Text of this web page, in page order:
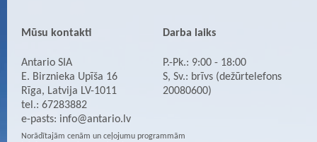
Mūsu kontakti
Antario SIA
E. Birznieka Upīša 16
Rīga, Latvija LV-1011
tel.: 67283882
e-pasts: info@antario.lv
Darba laiks
P.-Pk.: 9:00 - 18:00
S, Sv.: brīvs (dežūrtelefons
20080600)
Norādītajām cenām un ceļojumu programmām